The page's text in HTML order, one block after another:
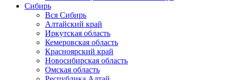
Сибирь
Вся Сибирь
Алтайский край
Иркутская область
Кемеровская область
Красноярский край
Новосибирская область
Омская область